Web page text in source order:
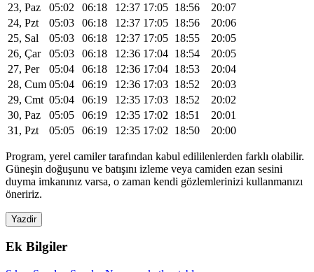
23, Paz
05:02 06:18 12:37 17:05 18:56
20:07
24, Pzt
05:03 06:18 12:37 17:05 18:56
20:06
25, Sal
05:03 06:18 12:37 17:05 18:55
20:05
26, Çar
05:03 06:18 12:36 17:04 18:54
20:05
27, Per
05:04 06:18 12:36 17:04 18:53
20:04
28, Cum 05:04 06:19 12:36 17:03 18:52
20:03
29, Cmt 05:04 06:19 12:35 17:03 18:52
20:02
30, Paz
05:05 06:19 12:35 17:02 18:51
20:01
31, Pzt
05:05 06:19 12:35 17:02 18:50 20:00
Program, yerel camiler tarafından kabul edililenlerden farklı olabilir.
Güneşin doğuşunu ve batışını izleme veya camiden ezan sesini
duyma imkanınız varsa, o zaman kendi gözlemlerinizi kullanmanızı
öneririz.
Yazdir
Ek Bilgiler